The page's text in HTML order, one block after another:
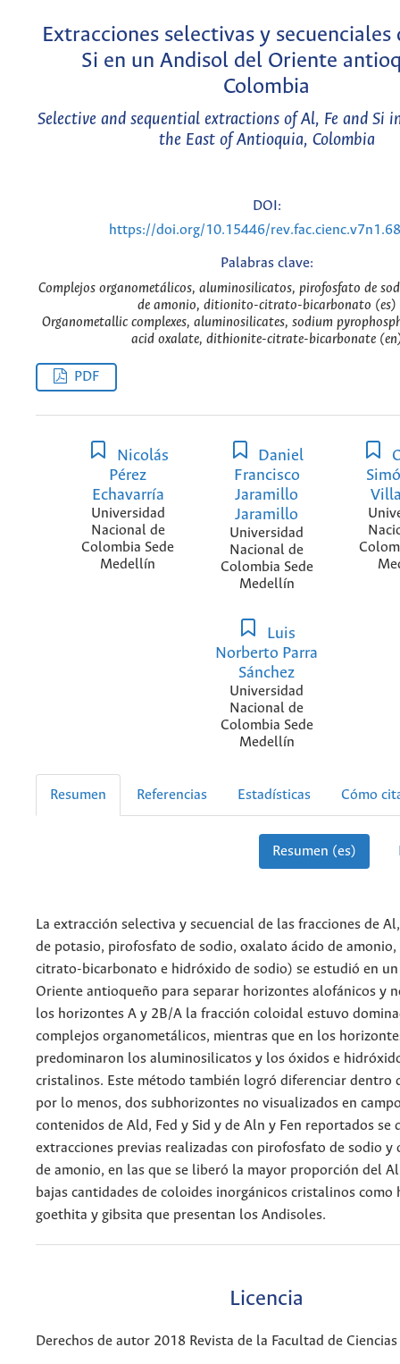
Extracciones selectivas y secuenciales
Si en un Andisol del Oriente
Colombia
Selective and sequential extractions of Al, Fe and Si
the East of Antioquia, Colombia
DOI:
https://doi.org/10.15446/
Palabras clave:
Complejos organometálicos, aluminosilicatos, pirofosfato de
de amonio, ditionito-citrato-bicarbonato (es)
Organometallic complexes, aluminosilicates, sodium
acid oxalate, dithionite-citrate-bicarbonate
PDF
Nicolás
Pérez
Echavarría
Universidad
Nacional de
Colombia Sede
Medellín
Daniel
Francisco
Jaramillo
Jaramillo
Universidad
Nacional de
Colombia Sede
Medellín
Luis
Norberto Parra
Sánchez
Universidad
Nacional de
Colombia Sede
Medellín
Resumen Referencias Estadísticas Cómo
Resumen (es)
La extracción selectiva y secuencial de las fracciones de
de potasio, pirofosfato de sodio, oxalato ácido de
citrato-bicarbonato e hidróxido de sodio) se estudió en
Oriente antioqueño para separar horizontes alofánicos y
los horizontes A y 2B/A la fracción coloidal estuvo
complejos organometálicos, mientras que en los
predominaron los aluminosilicatos y los óxidos e
cristalinos. Este método también logró diferenciar dentro
por lo menos, dos subhorizontes no visualizados en
contenidos de Ald, Fed y Sid y de Aln y Fen reportados se
extracciones previas realizadas con pirofosfato de sodio y
de amonio, en las que se liberó la mayor proporción del
bajas cantidades de coloides inorgánicos cristalinos como
goethita y gibsita que presentan los Andisoles.
Licencia
Derechos de autor 2018 Revista de la Facultad de Ciencias